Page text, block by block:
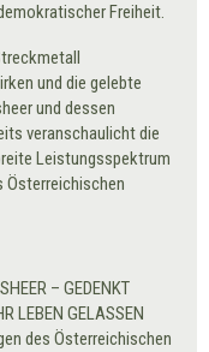
Freiheit.
und die gelebte
und dessen
veranschaulicht die
Leistungsspektrum
Österreichischen
– GEDENKT
LEBEN GELASSEN
des Österreichischen